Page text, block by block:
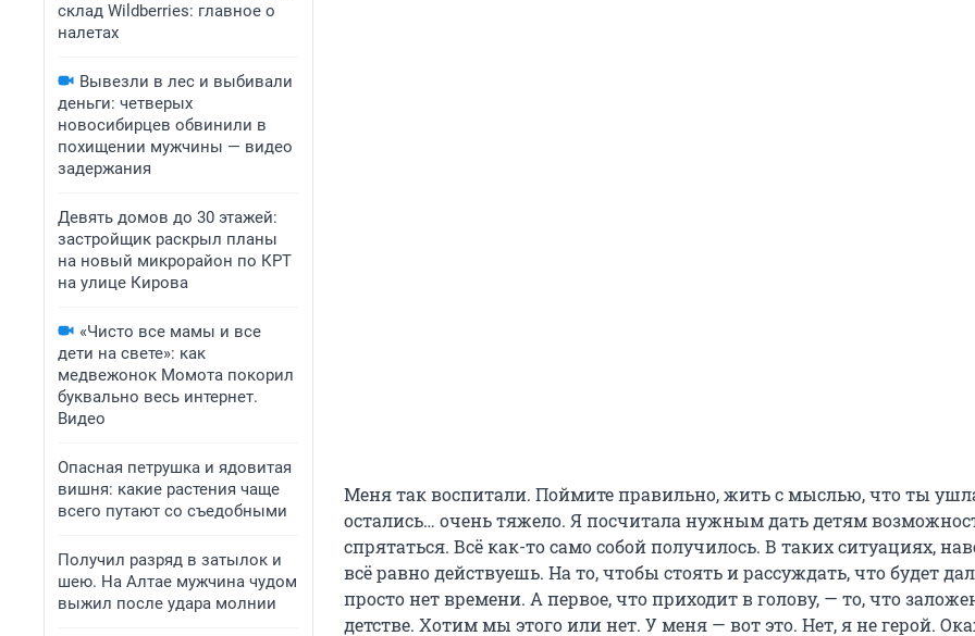
склад Wildberries: главное о
налетах
Вывезли в лес и выбивали
деньги: четверых
новосибирцев обвинили в
похищении мужчины — видео
задержания
Девять домов до 30 этажей:
застройщик раскрыл планы
на новый микрорайон по КРТ
на улице Кирова
«Чисто все мамы и все
дети на свете»: как
медвежонок Момота покорил
буквально весь интернет.
Видео
Опасная петрушка и ядовитая
вишня: какие растения чаще
всего путают со съедобными
Получил разряд в затылок и
шею. На Алтае мужчина чудом
выжил после удара молнии
Меня так воспитали. Поймите правильно, жить с мыслью, что ты
остались… очень тяжело. Я посчитала нужным дать детям
спрятаться. Всё как-то само собой получилось. В таких ситуациях,
всё равно действуешь. На то, чтобы стоять и рассуждать, что будет
просто нет времени. А первое, что приходит в голову, — то, что
детстве. Хотим мы этого или нет. У меня — вот это. Нет, я не герой.